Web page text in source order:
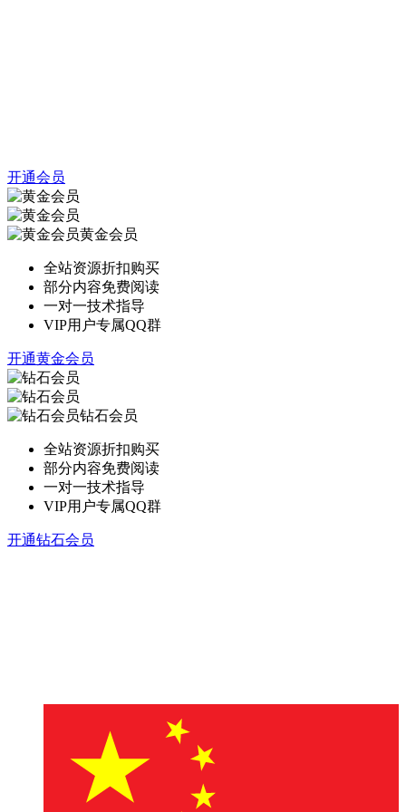
开通会员
黄金会员
全站资源折扣购买
部分内容免费阅读
一对一技术指导
VIP用户专属QQ群
开通黄金会员
钻石会员
全站资源折扣购买
部分内容免费阅读
一对一技术指导
VIP用户专属QQ群
开通钻石会员